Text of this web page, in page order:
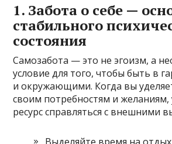
1. Забота о себе —
стабильного
состояния
Самозабота — это не эгоизм, а
условие для того, чтобы быть в
и окружающими. Когда вы
своим потребностям и желаниям,
ресурс справляться с внешними